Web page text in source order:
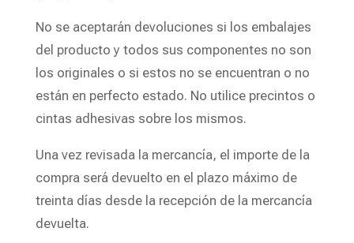
No se aceptarán devoluciones si los embalajes
del producto y todos sus componentes no son
los originales o si estos no se encuentran o no
están en perfecto estado. No utilice precintos o
cintas adhesivas sobre los mismos.
Una vez revisada la mercancía, el importe de la
compra será devuelto en el plazo máximo de
treinta días desde la recepción de la mercancía
devuelta.